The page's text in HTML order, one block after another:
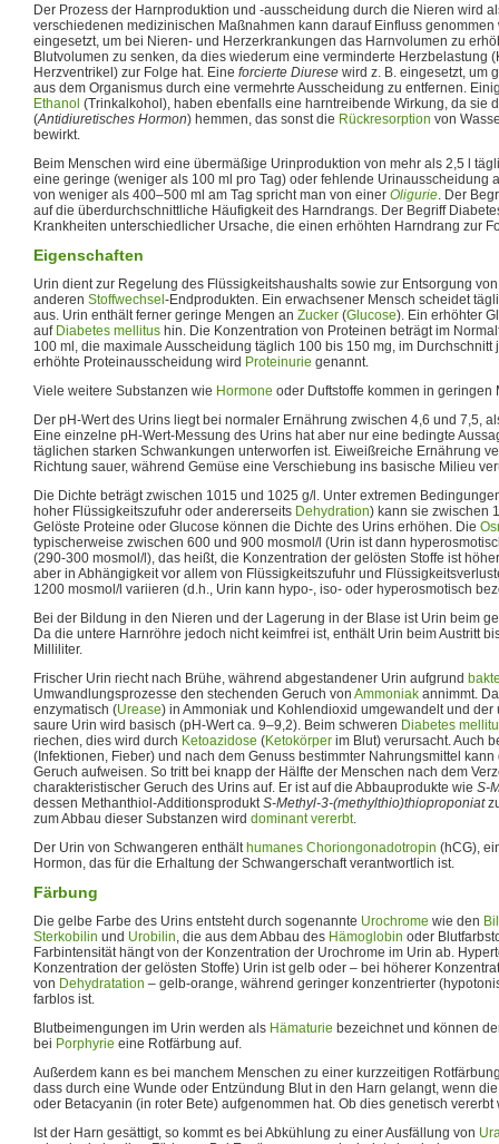
Der Prozess der Harnproduktion und -ausscheidung durch die Nieren wird
verschiedenen medizinischen Maßnahmen kann darauf Einfluss
eingesetzt, um bei Nieren- und Herzerkrankungen das Harnvolumen zu
Blutvolumen zu senken, da dies wiederum eine verminderte Herzbelastung
Herzventrikel) zur Folge hat. Eine forcierte Diurese wird z. B. eingesetzt, um
aus dem Organismus durch eine vermehrte Ausscheidung zu entfernen.
Ethanol (Trinkalkohol), haben ebenfalls eine harntreibende Wirkung, da sie
(Antidiuretisches Hormon) hemmen, das sonst die Rückresorption von
bewirkt.
Beim Menschen wird eine übermäßige Urinproduktion von mehr als 2,5 l
eine geringe (weniger als 100 ml pro Tag) oder fehlende Urinausscheidung
von weniger als 400–500 ml am Tag spricht man von einer Oligurie. Der
auf die überdurchschnittliche Häufigkeit des Harndrangs. Der Begriff
Krankheiten unterschiedlicher Ursache, die einen erhöhten Harndrang zur
Eigenschaften
Urin dient zur Regelung des Flüssigkeitshaushalts sowie zur Entsorgung
anderen Stoffwechsel -Endprodukten. Ein erwachsener Mensch scheidet
aus. Urin enthält ferner geringe Mengen an Zucker (Glucose). Ein erhöhter
auf Diabetes mellitus hin. Die Konzentration von Proteinen beträgt im
100 ml, die maximale Ausscheidung täglich 100 bis 150 mg, im Durchschnitt
erhöhte Proteinausscheidung wird Proteinurie genannt.
Viele weitere Substanzen wie Hormone oder Duftstoffe kommen in geringen
Der pH-Wert des Urins liegt bei normaler Ernährung zwischen 4,6 und 7,5,
Eine einzelne pH-Wert-Messung des Urins hat aber nur eine bedingte
täglichen starken Schwankungen unterworfen ist. Eiweißreiche Ernährung
Richtung sauer, während Gemüse eine Verschiebung ins basische Milieu
Die Dichte beträgt zwischen 1015 und 1025 g/l. Unter extremen
hoher Flüssigkeitszufuhr oder andererseits Dehydration) kann sie zwischen
Gelöste Proteine oder Glucose können die Dichte des Urins erhöhen. Die
typischerweise zwischen 600 und 900 mosmol/l (Urin ist dann
(290-300 mosmol/l), das heißt, die Konzentration der gelösten Stoffe ist
aber in Abhängigkeit vor allem von Flüssigkeitszufuhr und
1200 mosmol/l variieren (d.h., Urin kann hypo-, iso- oder hyperosmotisch
Bei der Bildung in den Nieren und der Lagerung in der Blase ist Urin beim
Da die untere Harnröhre jedoch nicht keimfrei ist, enthält Urin beim Austritt
Milliliter.
Frischer Urin riecht nach Brühe, während abgestandener Urin aufgrund
Umwandlungsprozesse den stechenden Geruch von Ammoniak annimmt.
enzymatisch (Urease) in Ammoniak und Kohlendioxid umgewandelt und
saure Urin wird basisch (pH-Wert ca. 9–9,2). Beim schweren Diabetes
riechen, dies wird durch Ketoazidose (Ketokörper im Blut) verursacht. Auch
(Infektionen, Fieber) und nach dem Genuss bestimmter Nahrungsmittel
Geruch aufweisen. So tritt bei knapp der Hälfte der Menschen nach dem
charakteristischer Geruch des Urins auf. Er ist auf die Abbauprodukte wie S-
dessen Methanthiol-AdditionsproduktS-Methyl-3-(methylthio)thioproponiat
zum Abbau dieser Substanzen wird dominant vererbt.
Der Urin von Schwangeren enthält humanes Choriongonadotropin (hCG),
Hormon, das für die Erhaltung der Schwangerschaft verantwortlich ist.
Färbung
Die gelbe Farbe des Urins entsteht durch sogenannte Urochrome wie den
Sterkobilin und Urobilin, die aus dem Abbau des Hämoglobin oder
Farbintensität hängt von der Konzentration der Urochrome im Urin ab.
Konzentration der gelösten Stoffe) Urin ist gelb oder – bei höherer
von Dehydratation – gelb-orange, während geringer konzentrierter
farblos ist.
Blutbeimengungen im Urin werden als Hämaturie bezeichnet und können
bei Porphyrie eine Rotfärbung auf.
Außerdem kann es bei manchem Menschen zu einer kurzzeitigen
dass durch eine Wunde oder Entzündung Blut in den Harn gelangt, wenn
oder Betacyanin (in roter Bete) aufgenommen hat. Ob dies genetisch vererbt
Ist der Harn gesättigt, so kommt es bei Abkühlung zu einer Ausfällung von